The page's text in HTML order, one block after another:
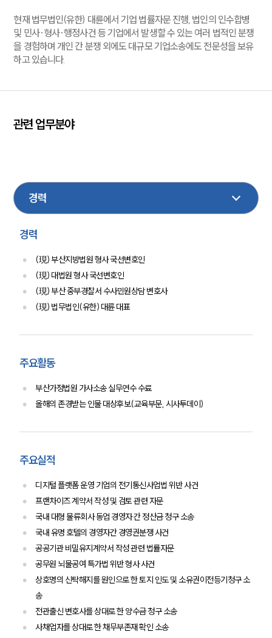
현재 법무법인(유한) 대륜에서 기업 법률자문 진행, 법인의 인수합병
및 민사·형사·행정사건 등 기업에서 발생할 수 있는 여러 법적인 분쟁
을 경험하며 개인 간 분쟁 외에도 대규모 기업소송에도 전문성을 보유
하고 있습니다.
관련 업무분야
스포츠
경력
(現) 부산지방법원 형사 국선변호인
(現) 대법원 형사 국선변호인
(現) 부산 중부경찰서 수사민원상담 변호사
(現) 법무법인(유한) 대륜 대표
주요활동
부산가정법원 가사소송 실무연수 수료
올해의 존경받는 인물 대상후보(교육부문, 시사투데이)
주요실적
디지털 플랫폼 운영 기업의 전기통신사업법 위반 사건
프랜차이즈 계약서 작성 및 검토 관련 자문
국내 대형 물류회사 동업 경영자 간 정산금 청구 소송
국내 유명 호텔의 경영자간 경영권분쟁 사건
공공기관 비밀유지계약서 작성 관련 법률자문
공무원 뇌물공여 특가법 위반 형사 사건
상호명의 신탁해지를 원인으로 한 토지 인도 및 소유권이전등기청구 소
송
전관출신 변호사를 상대로 한 양수금 청구 소송
사채업자를 상대로 한 채무부존재 확인 소송